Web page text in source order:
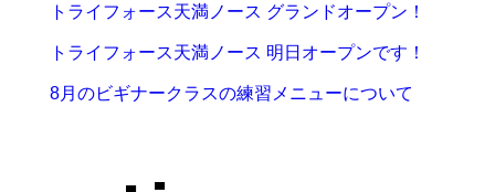
トライフォース天満ノース グランドオープン！
トライフォース天満ノース 明日オープンです！
8月のビギナークラスの練習メニューについて